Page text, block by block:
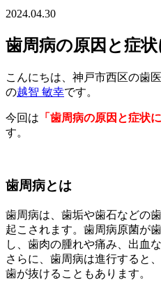
2024.04.30
歯周病の原因と症
こんにちは、神戸市西区の歯
の越智 敏幸です。
今回は 「歯周病の原因と症状
す。
歯周病とは
歯周病は、歯垢や歯石などの
起こされます。歯周病原菌が
し、歯肉の腫れや痛み、出血
さらに、歯周病は進行すると
歯が抜けることもあります。